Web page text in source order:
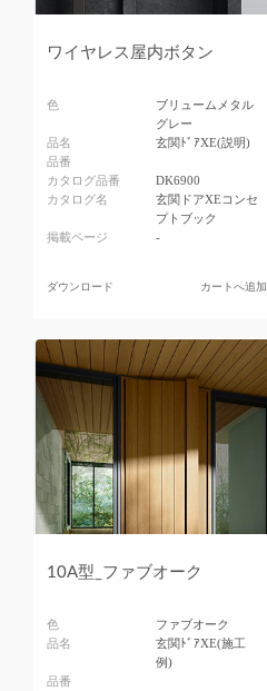
ワイヤレス屋内ボタン
色
ブリュームメタル
グレー
品名
玄関ﾄﾞｱXE(説明)
品番
カタログ品番
DK6900
カタログ名
玄関ドアXEコンセ
プトブック
掲載ページ
-
ダウンロード カートへ追加
10A型_ファブオーク
色
ファブオーク
品名
玄関ﾄﾞｱXE(施工
例)
品番